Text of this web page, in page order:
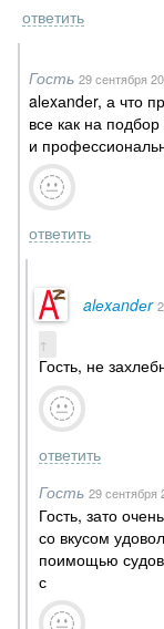
ответить
Гость 29 сентября
alеxаndеr, а что
все как на
и
ответить
alеxаndеr
↑
Гость, не
ответить
Гость 29 сентября
Гость, зато
со вкусом
поимощью
с